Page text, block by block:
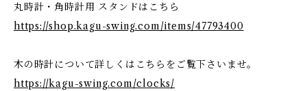
丸時計・角時計用 スタンドはこちら
https://shop.kagu-swing.com/items/47793400
木の時計について詳しくはこちらをご覧下さいませ。
https://kagu-swing.com/clocks/